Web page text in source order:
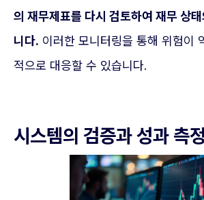
의 재무제표를 다시 검토하여 재무 상
니다. 이러한 모니터링을 통해 위험이
적으로 대응할 수 있습니다.
시스템의 검증과 성과 측정